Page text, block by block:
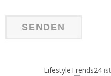
LifestyleTrends24ist